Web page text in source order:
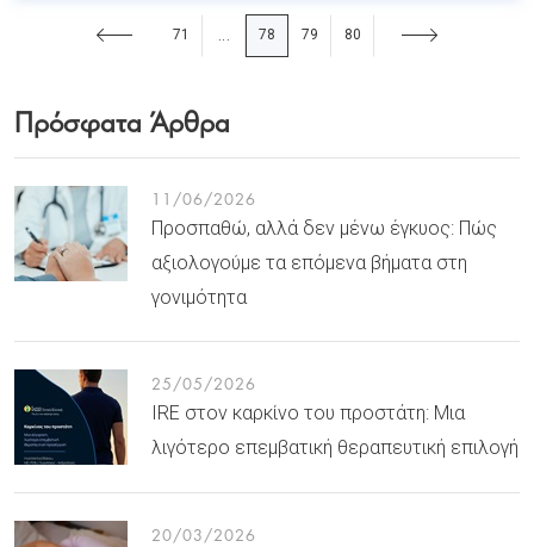
71 ... 78 79 80
Πρόσφατα Άρθρα
11/06/2026
Προσπαθώ, αλλά δεν μένω έγκυος: Πώς
αξιολογούμε τα επόμενα βήματα στη
γονιμότητα
25/05/2026
IRE στον καρκίνο του προστάτη: Μια
λιγότερο επεμβατική θεραπευτική επιλογή
20/03/2026